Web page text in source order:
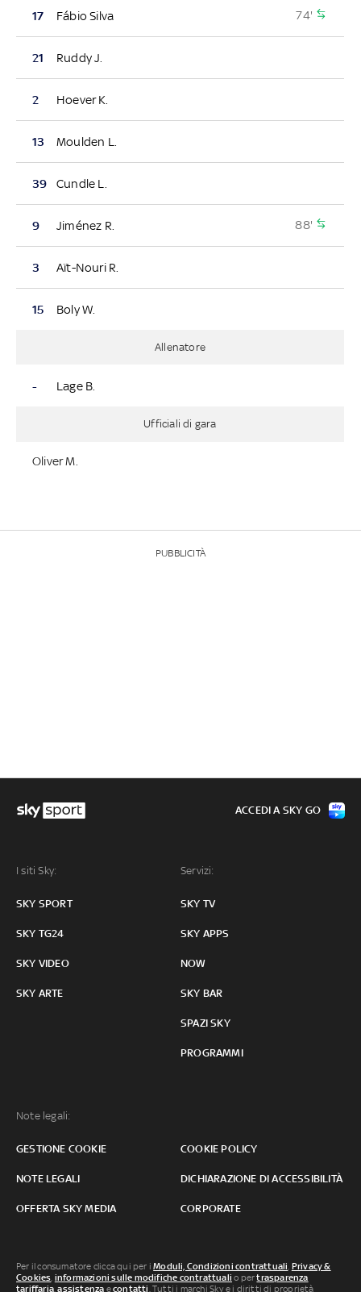
17 Fábio Silva 74'
21 Ruddy J.
2 Hoever K.
13 Moulden L.
39 Cundle L.
9 Jiménez R. 88'
3 Aït-Nouri R.
15 Boly W.
Allenatore
- Lage B.
Ufficiali di gara
Oliver M.
PUBBLICITÀ
I siti Sky:
SKY SPORT
SKY TG24
SKY VIDEO
SKY ARTE
Servizi:
SKY TV
SKY APPS
NOW
SKY BAR
SPAZI SKY
PROGRAMMI
Note legali:
GESTIONE COOKIE COOKIE POLICY
NOTE LEGALI DICHIARAZIONE DI ACCESSIBILITÀ
OFFERTA SKY MEDIA CORPORATE
ACCEDI A SKY GO
Per il consumatore clicca qui per iModuli, Condizioni contrattuali Privacy &
Cookies informazioni sulle modifiche contrattuali o pertrasparenza
tariffaria ,assistenza econtatti . Tutti i marchi Sky e i diritti di proprietà